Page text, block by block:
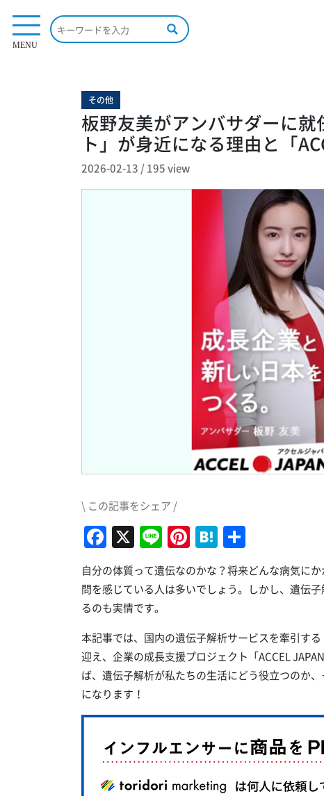
MENU
その他
板野友美がアンバサダーに
ト」が身近になる理由と「
2026-02-13 /195 view
\ この記事をシェア /
Facebook
X LinePinterest
Hatena
有
自分の体質って遺伝なのかな？将来どんな病気に
問を感じている人は多いでしょう。しかし、遺伝
るのも実情です。
本記事では、国内の遺伝子解析サービスを牽引す
迎え、企業の成長支援プロジェクト「ACCEL
ば、遺伝子解析が私たちの生活にどう役立つのか
になります！